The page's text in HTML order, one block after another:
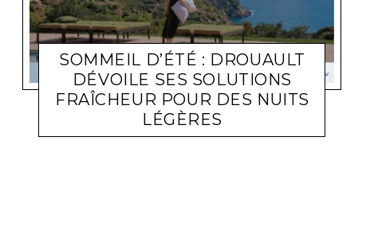
SOMMEIL D’ÉTÉ : DROUAULT
DÉVOILE SES SOLUTIONS
FRAÎCHEUR POUR DES NUITS
LÉGÈRES
ACTUALITÉ ENTREPRISES LARA GASQUET